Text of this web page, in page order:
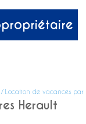
Location de vacances par
Herault